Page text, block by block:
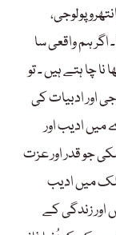
پولوجی،
اگر ہم واقعی سا
نا چا ہتے ہیں ۔ تو
اور ادبیات کی
ادیب اور
جو قدر اور عزت
میں ادیب
اور زندگی کے